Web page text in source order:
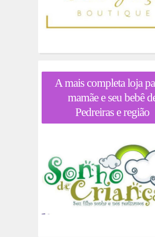
A mais completa loja
mamãe e seu bebê
Pedreiras e região